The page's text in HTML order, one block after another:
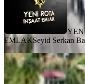
EMLAKSeyid Serkan
MANZARALI
Yeni
Ve